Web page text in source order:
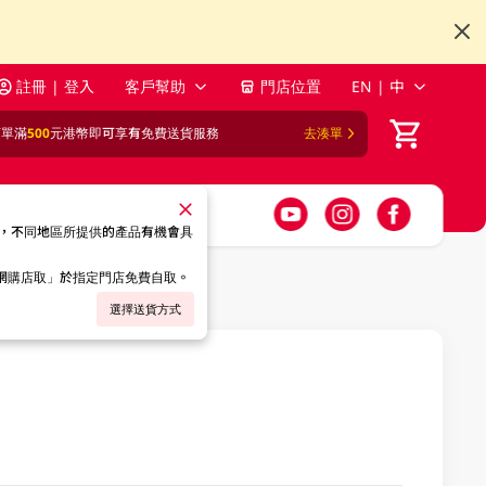
註冊 | 登入 客戶幫助 門店位置 EN | 中
滿500元港幣即可享有免費送貨服務 去湊單
不同地區所提供的產品有機會具
購店取」於指定門店免費自取。
選擇送貨方式